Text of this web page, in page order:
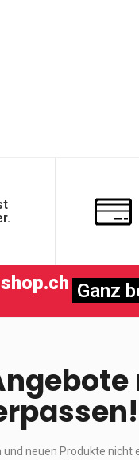
Ganz
und neuen Produkte nicht